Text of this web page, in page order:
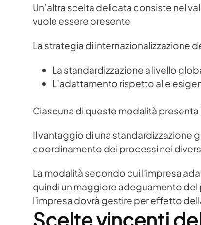
Un’altra scelta delicata consiste nel
vuole essere presente
La strategia di internazionalizzazione
La standardizzazione a livello
L’adattamento rispetto alle
Ciascuna di queste modalità presenta
Il vantaggio di una standardizzazione
coordinamento dei processi nei
La modalità secondo cui l’impresa
quindi un maggiore adeguamento
l’impresa dovrà gestire per effetto
Scelte vincenti